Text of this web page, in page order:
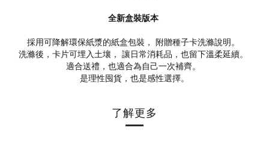
全新盒裝版本
採用可降解環保紙漿的紙盒包裝， 附贈種子卡洗滌說明。
洗滌後，卡片可埋入土壤， 讓日常消耗品，也留下溫柔延續。
適合送禮，也適合為自己一次補齊。
是理性囤貨，也是感性選擇。
了解更多